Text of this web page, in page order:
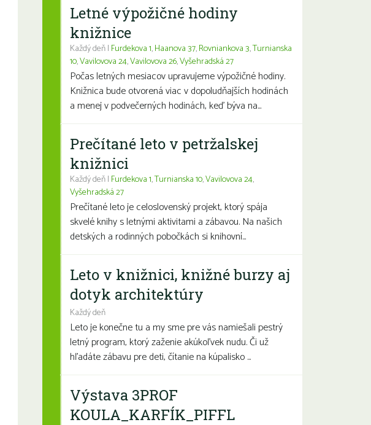
Letné výpožičné hodiny
knižnice
Každý deň | Furdekova 1,Haanova 37,Rovniankova 3,Turnianska
10,Vavilovova 24,Vavilovova 26,Vyšehradská 27
Počas letných mesiacov upravujeme výpožičné hodiny.
Knižnica bude otvorená viac v dopoludňajších hodinách
a menej v podvečerných hodinách, keď býva na...
Prečítané leto v petržalskej
knižnici
Každý deň | Furdekova 1,Turnianska 10,Vavilovova 24,
Vyšehradská 27
Prečítané leto je celoslovenský projekt, ktorý spája
skvelé knihy s letnými aktivitami a zábavou. Na našich
detských a rodinných pobočkách si knihovní...
Leto v knižnici, knižné burzy aj
dotyk architektúry
Každý deň
Leto je konečne tu a my sme pre vás namiešali pestrý
letný program, ktorý zaženie akúkoľvek nudu. Či už
hľadáte zábavu pre deti, čítanie na kúpalisko ...
Výstava 3PROF
KOULA_KARFÍK_PIFFL